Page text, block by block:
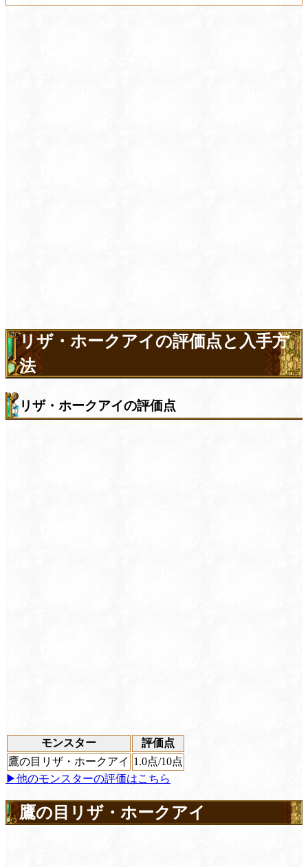
リザ・ホークアイの評価点と入手方
法
リザ・ホークアイの評価点
モンスター
評価点
鷹の目リザ・ホークアイ 1.0点/10点
▶他のモンスターの評価はこちら
鷹の目リザ・ホークアイ